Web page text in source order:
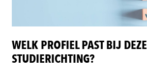
WELK PROFIEL PAST BIJ DEZE
STUDIERICHTING?